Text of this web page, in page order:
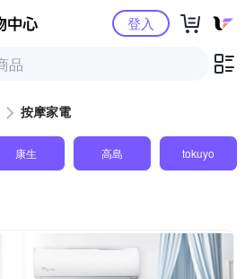
Yahoo購物中心登入
按摩家電
康生 高島 tokuyo